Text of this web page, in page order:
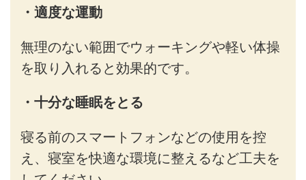
・適度な運動
無理のない範囲でウォーキングや軽い体操
を取り入れると効果的です。
・十分な睡眠をとる
寝る前のスマートフォンなどの使用を控
え、寝室を快適な環境に整えるなど工夫を